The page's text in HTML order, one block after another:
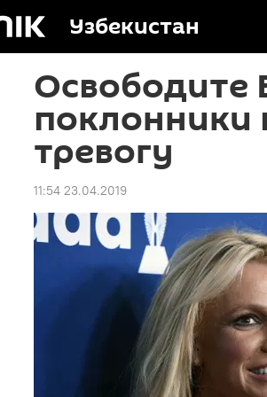
Узбекистан
Освободите
поклонники
тревогу
11:54 23.04.2019